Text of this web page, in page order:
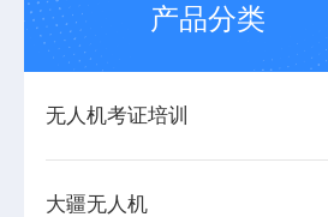
产品分类
无人机考证培训
大疆无人机